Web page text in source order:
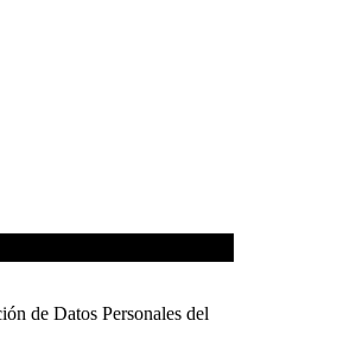
de Datos Personales del